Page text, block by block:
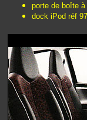
porte de boîte
dock iPod réf